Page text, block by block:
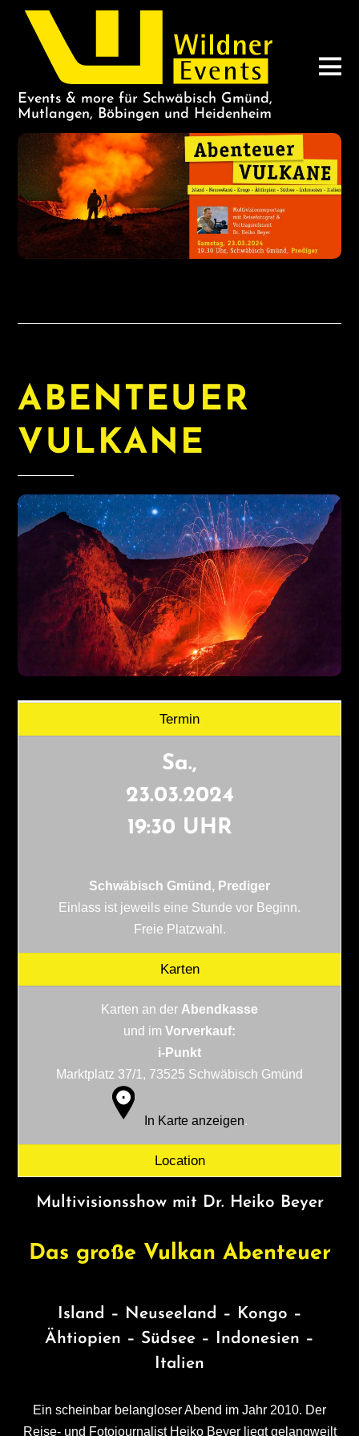
Events & more für Schwäbisch Gmünd,
Mutlangen, Böbingen und Heidenheim
ABENTEUER
VULKANE
Termin
Sa.,
23.03.2024
19:30 UHR
Schwäbisch Gmünd, Prediger
Einlass ist jeweils eine Stunde vor Beginn.
Freie Platzwahl.
Karten
Karten an der Abendkasse
und im Vorverkauf:
i-Punkt
Marktplatz 37/1, 73525 Schwäbisch Gmünd
In Karte anzeigen.
Location
Multivisionsshow mit Dr. Heiko Beyer
Das große Vulkan Abenteuer
Island – Neuseeland – Kongo –
Ähtiopien – Südsee – Indonesien –
Italien
Ein scheinbar belangloser Abend im Jahr 2010. Der
Reise- und Fotojournalist Heiko Beyer liegt gelangweilt